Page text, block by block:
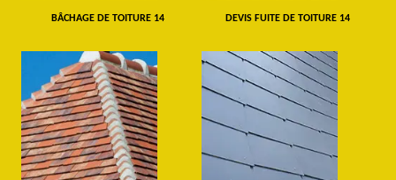
BÂCHAGE DE TOITURE 14 DEVIS FUITE DE TOITURE 14